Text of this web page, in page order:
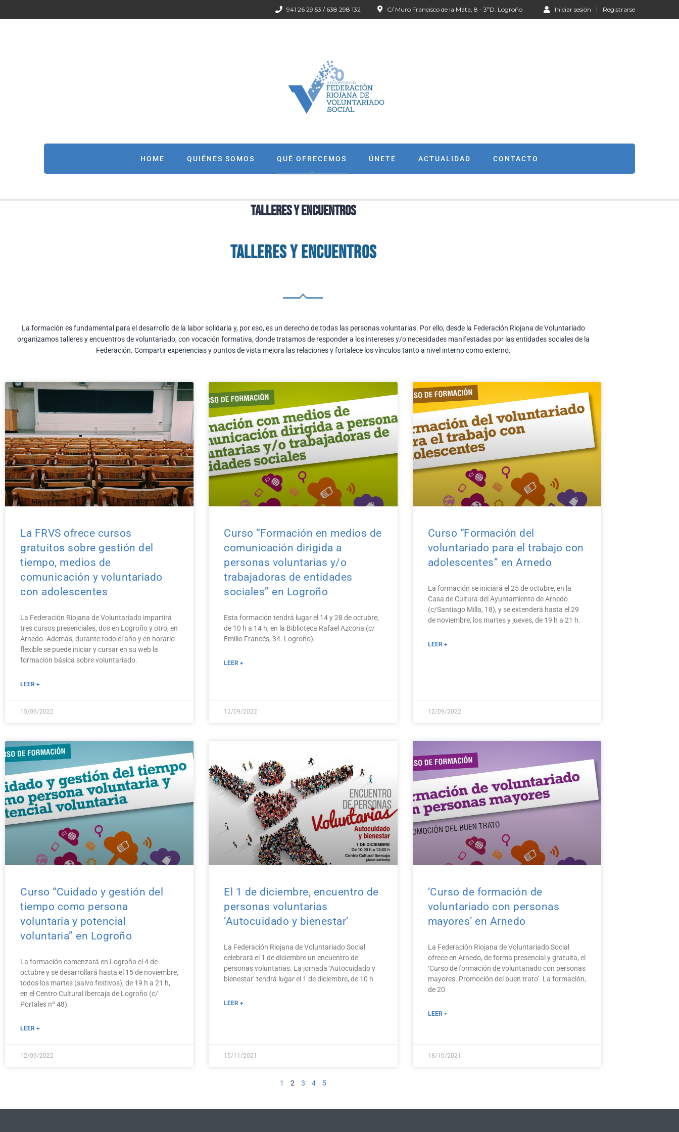
Iniciar sesión Registrarse
C/ Muro Francisco de la Mata, 8 - 3ºD. Logroño
941 26 29 53 / 638 298 132
HOME QUIÉNES SOMOS QUÉ OFRECEMOS ÚNETE ACTUALIDAD CONTACTO
Talleres y encuentros
Talleres y encuentros
La formación es fundamental para el desarrollo de la labor solidaria y, por eso, es un derecho de todas las personas voluntarias. Por ello, desde la Federación Riojana de Voluntariado
organizamos talleres y encuentros de voluntariado, con vocación formativa, donde tratamos de responder a los intereses y/o necesidades manifestadas por las entidades sociales de la
Federación. Compartir experiencias y puntos de vista mejora las relaciones y fortalece los vínculos tanto a nivel interno como externo.
La FRVS ofrece cursos
gratuitos sobre gestión del
tiempo, medios de
comunicación y voluntariado
con adolescentes
La Federación Riojana de Voluntariado impartirá
tres cursos presenciales, dos en Logroño y otro, en
Arnedo. Además, durante todo el año y en horario
flexible se puede iniciar y cursar en su web la
formación básica sobre voluntariado.
LEER +
15/09/2022
Curso “Formación en medios de
comunicación dirigida a
personas voluntarias y/o
trabajadoras de entidades
sociales” en Logroño
Esta formación tendrá lugar el 14 y 28 de octubre,
de 10 h a 14 h, en la Biblioteca Rafael Azcona (c/
Emilio Francés, 34. Logroño).
LEER +
12/09/2022
Curso “Formación del
voluntariado para el trabajo con
adolescentes” en Arnedo
La formación se iniciará el 25 de octubre, en la
Casa de Cultura del Ayuntamiento de Arnedo
(c/Santiago Milla, 18), y se extenderá hasta el 29
de noviembre, los martes y jueves, de 19 h a 21 h.
LEER +
12/09/2022
Curso “Cuidado y gestión del
tiempo como persona
voluntaria y potencial
voluntaria” en Logroño
La formación comenzará en Logroño el 4 de
octubre y se desarrollará hasta el 15 de noviembre,
todos los martes (salvo festivos), de 19 h a 21 h,
en el Centro Cultural Ibercaja de Logroño (c/
Portales nº 48).
LEER +
12/09/2022
El 1 de diciembre, encuentro de
personas voluntarias
‘Autocuidado y bienestar’
La Federación Riojana de Voluntariado Social
celebrará el 1 de diciembre un encuentro de
personas voluntarias. La jornada ‘Autocuidado y
bienestar’ tendrá lugar el 1 de diciembre, de 10 h
LEER +
15/11/2021
‘Curso de formación de
voluntariado con personas
mayores’ en Arnedo
La Federación Riojana de Voluntariado Social
ofrece en Arnedo, de forma presencial y gratuita, el
‘Curso de formación de voluntariado con personas
mayores. Promoción del buen trato’. La formación,
de 20
LEER +
18/10/2021
1 2 3 4 5